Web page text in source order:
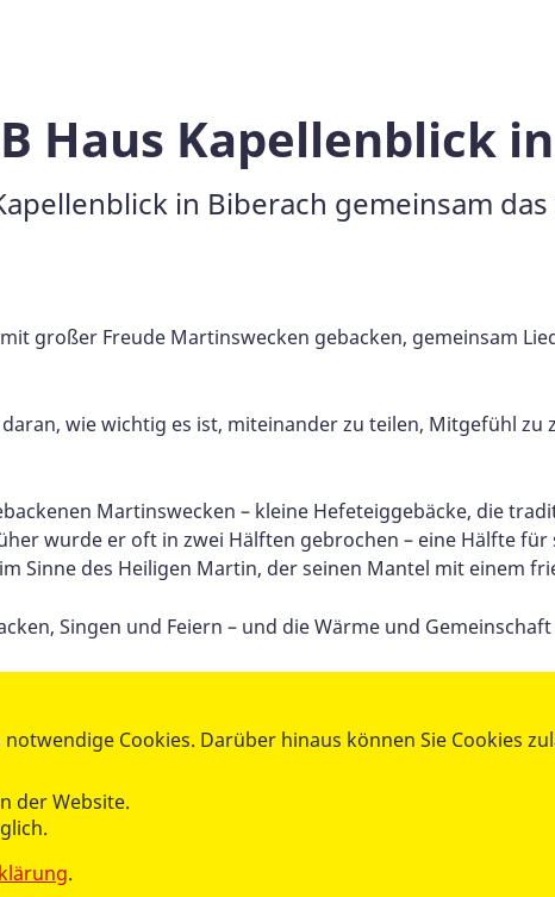
Haus Kapellenblick
in Biberach gemeinsam
großer Freude Martinswecken gebacken, gemeinsam
wie wichtig es ist, miteinander zu teilen, Mitgefühl zu
Martinswecken – kleine Hefeteiggebäcke, die
wurde er oft in zwei Hälften gebrochen – eine Hälfte
Sinne des Heiligen Martin, der seinen Mantel mit einem
Singen und Feiern – und die Wärme und
Cookies. Darüber hinaus können Sie Cookies
der Website.
.